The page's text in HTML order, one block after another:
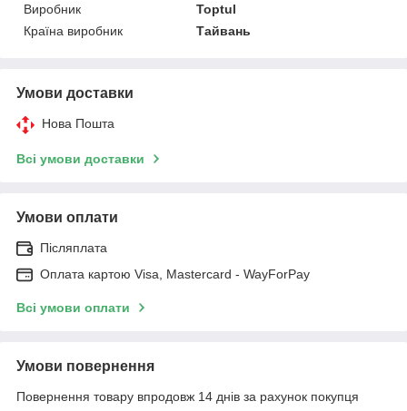
Виробник
Toptul
Країна виробник
Тайвань
Умови доставки
Нова Пошта
Всі умови доставки
Умови оплати
Післяплата
Оплата картою Visa, Mastercard - WayForPay
Всі умови оплати
Умови повернення
Повернення товару впродовж 14 днів за рахунок покупця